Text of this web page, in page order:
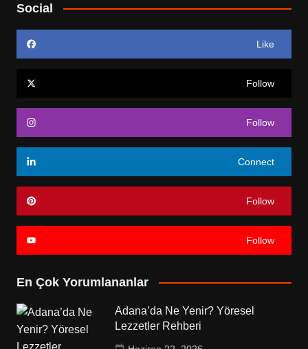
Social
Like
Follow
Follow
Connect
Follow
Follow
En Çok Yorumlananlar
Adana’da Ne Yenir? Yöresel
Lezzetler Rehberi